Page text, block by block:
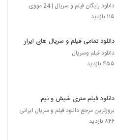
دانلود رایگان فیلم و سریال | 24 مووی
۱۱۵ بازدید
دانلود تمامی فیلم و سریال های ایران
دانلود فیلم وسریال
۴۵۵ بازدید
دانلود فیلم متری شیش و نیم
بروزترین مرجع دانلود فیلم و سریال ایرانی
۸۴۶ بازدید